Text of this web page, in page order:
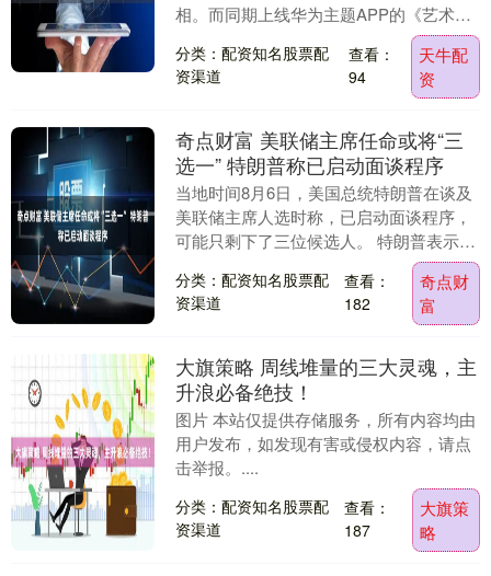
相。而同期上线华为主题APP的《艺术家
分类：配资知名股票配
资渠道
查看：
94
天牛配
资
奇点财富 美联储主席任命或将“三
选一” 特朗普称已启动面谈程序
当地时间8月6日，美国总统特朗普在谈及
美联储主席人选时称，已启动面谈程序，
可能只剩下了三位候选人。 特朗普表示，
前美联储理事凯文·沃什和国家经济委员会
主任凯文·....
分类：配资知名股票配
资渠道
查看：
182
奇点财
富
大旗策略 周线堆量的三大灵魂，主
升浪必备绝技！
图片 本站仅提供存储服务，所有内容均由
用户发布，如发现有害或侵权内容，请点
击举报。....
分类：配资知名股票配
资渠道
查看：
187
大旗策
略